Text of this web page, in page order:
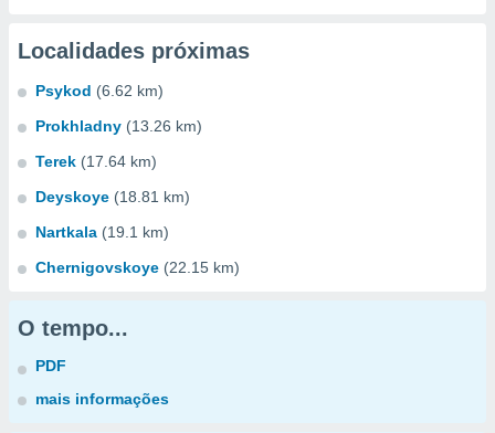
Localidades próximas
Psykod (6.62 km)
Prokhladny (13.26 km)
Terek (17.64 km)
Deyskoye (18.81 km)
Nartkala (19.1 km)
Chernigovskoye (22.15 km)
O tempo...
PDF
mais informações